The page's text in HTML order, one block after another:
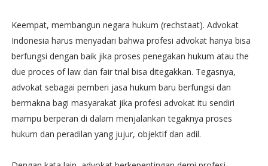
Keempat, membangun negara hukum (rechstaat). Advokat
Indonesia harus menyadari bahwa profesi advokat hanya bisa
berfungsi dengan baik jika proses penegakan hukum atau the
due proces of law dan fair trial bisa ditegakkan. Tegasnya,
advokat sebagai pemberi jasa hukum baru berfungsi dan
bermakna bagi masyarakat jika profesi advokat itu sendiri
mampu berperan di dalam menjalankan tegaknya proses
hukum dan peradilan yang jujur, objektif dan adil.